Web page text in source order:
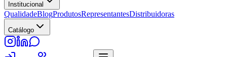
Institucional
QualidadeBlogProdutosRepresentantesDistribuidoras
Catálogo